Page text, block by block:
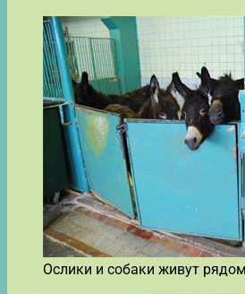
Ослики и собаки живут